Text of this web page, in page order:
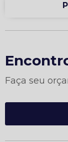
Faça seu